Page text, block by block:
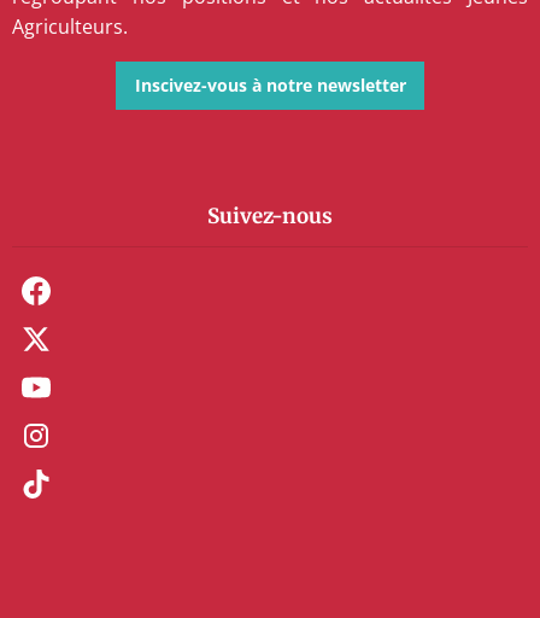
Agriculteurs.
Inscivez-vous à notre newsletter
Suivez-nous